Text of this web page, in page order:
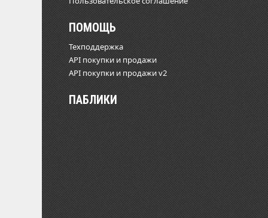
ПОМОЩЬ
Техподдержка
API покупки и продажи
API покупки и продажи v2
ПАБЛИКИ